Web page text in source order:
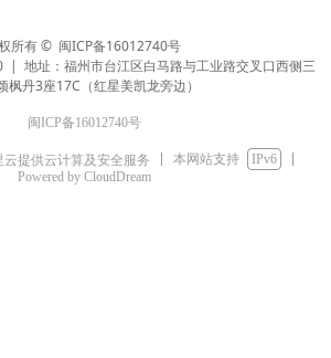
所有 © 闽ICP备16012740号
| 地址：福州市台江区白马路与工业路交叉口西侧三
枫丹3座17C（红星美凯龙旁边）
闽ICP备16012740号
云提供云计算及安全服务 本网站支持
IPv6
Powered by CloudDream